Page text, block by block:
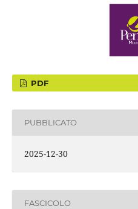
PDF
PUBBLICATO
2025-12-30
FASCICOLO